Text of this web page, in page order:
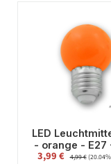
LED
- orange - E27
SATISFIRE
Verkaufspreis:
3,99 € Regulärer Preis:
4,99 €